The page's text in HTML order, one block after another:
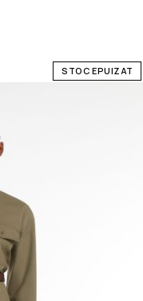
STOC EPUIZAT